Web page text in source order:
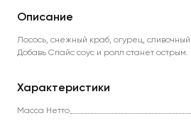
Описание
Лосось, снежный краб, огурец, сливочный
Добавь Спайс соус и ролл станет острым.
Характеристики
Масса Нетто